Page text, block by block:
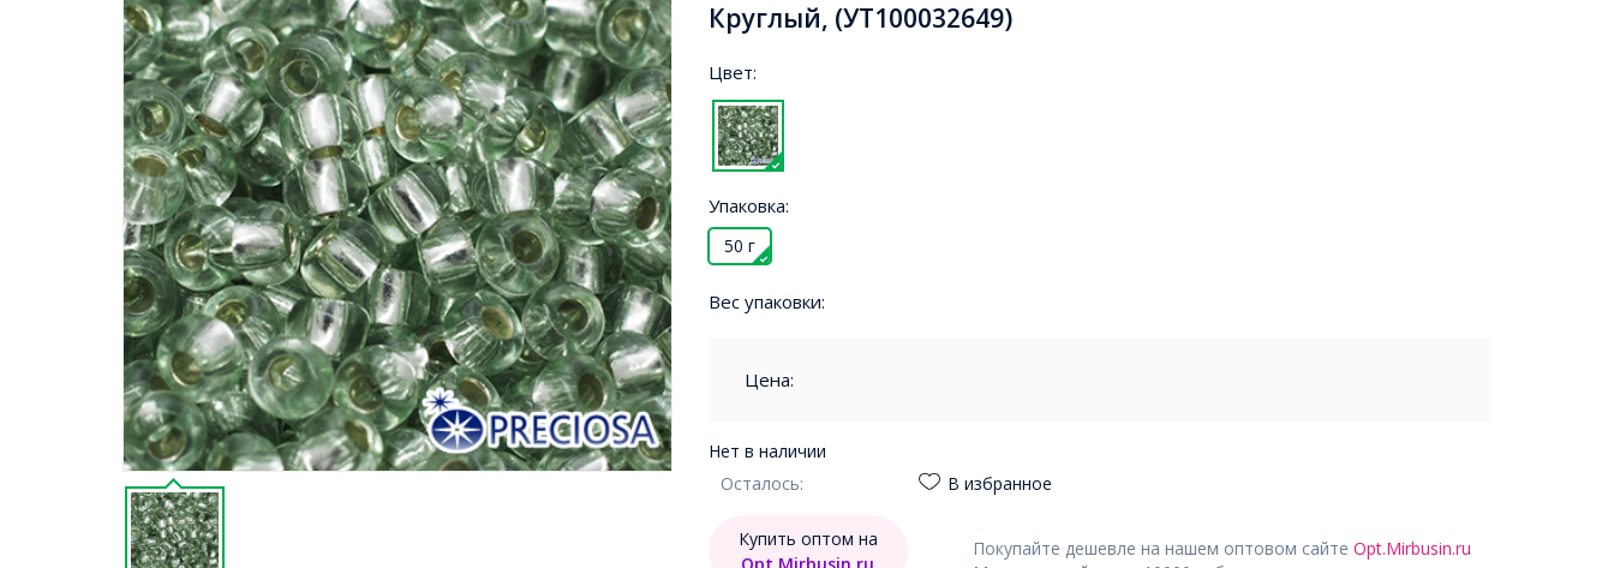
Круглый, (УТ100032649)
Цвет:
Упаковка:
50 г
Вес упаковки:
Цена:
Нет в наличии
Осталось:
В избранное
Покупайте дешевле на нашем оптовом сайте Opt.Mirbusin.ru
Купить оптом на